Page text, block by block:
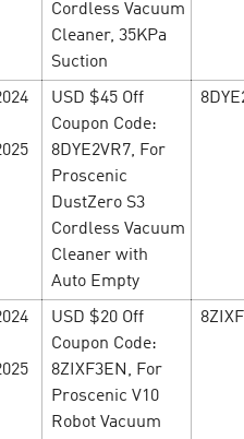
квест — e-
17 May’24
с реальными
CityAds – Мифический
у вас есть
больше, …
Cordless Vacuum
Cleaner, 35KPa
Suction
USD $45 Off
Coupon Code:
8DYE2VR7, For
Proscenic
DustZero S3
Cordless Vacuum
Cleaner with
Auto Empty
USD $20 Off
Coupon Code:
8ZIXF3EN, For
Proscenic V10
Robot Vacuum